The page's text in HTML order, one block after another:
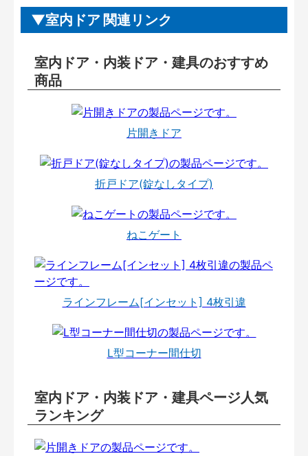
室内ドア 関連リンク
室内ドア・内装ドア・建具のおすすめ
商品
片開きドア
折戸ドア(錠なしタイプ)
ねこゲート
ラインフレーム[インセット] 4枚引違
L型コーナー間仕切
室内ドア・内装ドア・建具ページ人気
ランキング